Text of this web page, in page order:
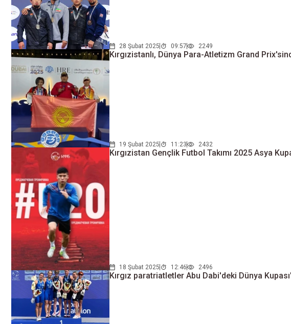
28 Şubat 2025 09:57 2249
Kırgızistanlı, Dünya Para-Atletizm Grand
19 Şubat 2025 11:23 2432
Kırgızistan Gençlik Futbol Takımı 2025 Asya
18 Şubat 2025 12:46 2496
Kırgız paratriatletler Abu Dabi'deki Dünya